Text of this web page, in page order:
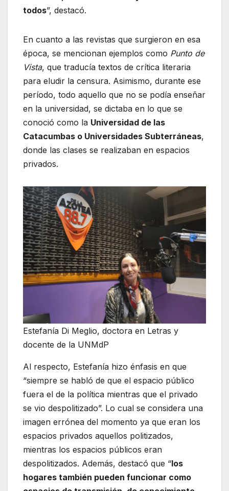
todos”, destacó.
En cuanto a las revistas que surgieron en esa
época, se mencionan ejemplos como Punto de
Vista, que traducía textos de crítica literaria
para eludir la censura. Asimismo, durante ese
período, todo aquello que no se podía enseñar
en la universidad, se dictaba en lo que se
conoció como la Universidad de las
Catacumbas o Universidades Subterráneas,
donde las clases se realizaban en espacios
privados.
Estefanía Di Meglio, doctora en Letras y
docente de la UNMdP
Al respecto, Estefanía hizo énfasis en que
“siempre se habló de que el espacio público
fuera el de la política mientras que el privado
se vio despolitizado”. Lo cual se considera una
imagen errónea del momento ya que eran los
espacios privados aquellos politizados,
mientras los espacios públicos eran
despolitizados. Además, destacó que “los
hogares también pueden funcionar como